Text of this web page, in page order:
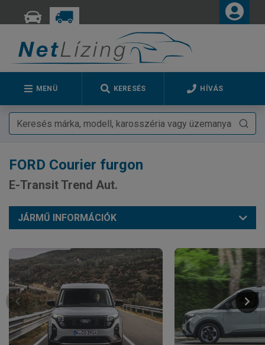
MENÜ KERESÉS HÍVÁS
FORD Courier furgon
E-Transit Trend Aut.
JÁRMŰ INFORMÁCIÓK